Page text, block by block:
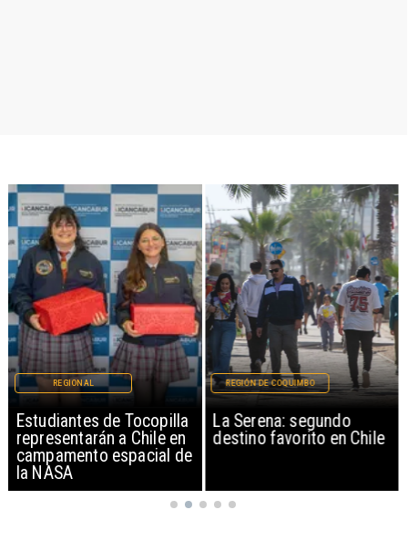
Estudiantes de Tocopilla
representarán a Chile en
campamento espacial de
la NASA
REGIONAL
La Serena: segundo
destino favorito en Chile
REGIÓN DE COQUIMBO